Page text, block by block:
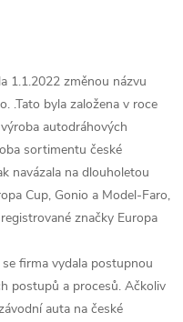
1.1.2022 změnou názvu
.Tato byla založena v roce
autodráhových
sortimentu české
navázala na dlouholetou
Cup, Gonio a Model-Faro,
značky Europa
firma vydala postupnou
postupů a procesů. Ačkoliv
auta na české